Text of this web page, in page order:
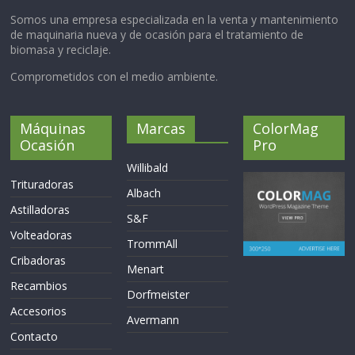
Somos una empresa especializada en la venta y mantenimiento
de maquinaria nueva y de ocasión para el tratamiento de
biomasa y reciclaje.
Comprometidos con el medio ambiente.
Máquinas
Ocasión
Trituradoras
Astilladoras
Volteadoras
Cribadoras
Recambios
Accesorios
Contacto
Marcas
Willibald
Albach
S&F
TrommAll
Menart
Dorfmeister
Avermann
ColorMag
Pro